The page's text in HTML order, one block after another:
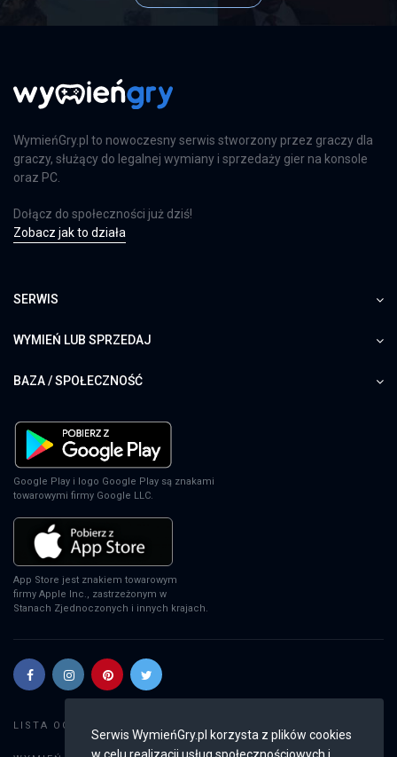
Serwis WymieńGry.pl korzysta z plików cookies
w celu realizacji usług społecznościowych i
WymieńGry.pl to nowoczesny serwis stworzony przez graczy dla
graczy, służący do legalnej wymiany i sprzedaży gier na konsole
oraz PC.
Dołącz do społeczności już dziś!
Zobacz jak to działa
SERWIS
WYMIEŃ LUB SPRZEDAJ
BAZA / SPOŁECZNOŚĆ
Google Play i logo Google Play są znakami
towarowymi firmy Google LLC.
App Store jest znakiem towarowym
firmy Apple Inc., zastrzeżonym w
Stanach Zjednoczonych i innych krajach.
LISTA OGŁOSZEŃ: